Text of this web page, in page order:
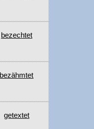
bezechtet
bezähmtet
getextet